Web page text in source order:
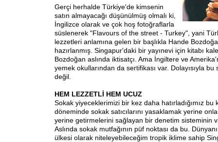
Gerçi herhalde Türkiye'de kimsenin
satın almayacağı düşünülmüş olmalı ki,
İngilizce olarak ve çok hoş fotoğraflarla
süslenerek "Flavours of the street - Turkey", yani
lezzetleri anlamına gelen bir başlıkla Hande
hazırlanmış. Singapur'daki bir yayınevi için kitabı
Bozdoğan aslında iktisatçı. Ama İngiltere ve
yemek okullarından da sertifikası var. Dolayısıyla bu
değil.
HEM LEZZETLİ HEM UCUZ
Sokak yiyeceklerimizi bir kez daha hatırladığımız bu
döneminde sokak satıcılarını yasaklamak yerine
yerine getirmelerini sağlayan bir denetim sisteminin
Aslında sokak mutfağının püf noktası da bu.
ülkesi olarak niteleyebileceğim tropik iklime sahip